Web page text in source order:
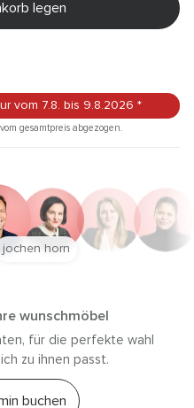
legen
vom 7.8. bis 9.8.2026 *
gesamtpreis abgezogen.
wunschmöbel
für die perfekte wahl
zu ihnen passt.
buchen
jochen horn